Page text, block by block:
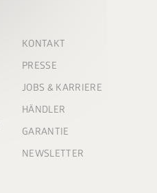
KONTAKT
PRESSE
JOBS & KARRIERE
HÄNDLER
GARANTIE
NEWSLETTER